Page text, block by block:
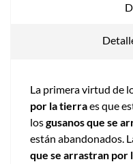
La primera virtud de
por la tierraes que
losgusanos que se
están abandonados.
que se arrastran por